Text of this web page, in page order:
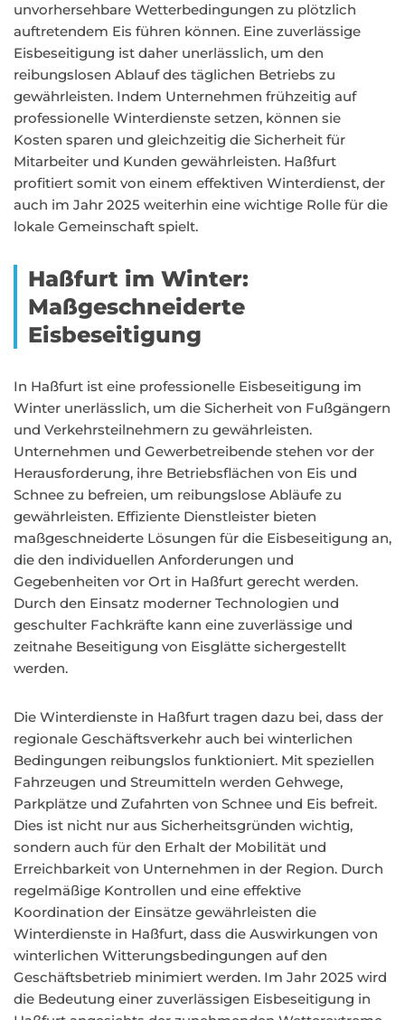
unvorhersehbare Wetterbedingungen zu plötzlich
auftretendem Eis führen können. Eine zuverlässige
Eisbeseitigung ist daher unerlässlich, um den
reibungslosen Ablauf des täglichen Betriebs zu
gewährleisten. Indem Unternehmen frühzeitig auf
professionelle Winterdienste setzen, können sie
Kosten sparen und gleichzeitig die Sicherheit für
Mitarbeiter und Kunden gewährleisten. Haßfurt
profitiert somit von einem effektiven Winterdienst, der
auch im Jahr 2025 weiterhin eine wichtige Rolle für die
lokale Gemeinschaft spielt.
Haßfurt im Winter:
Maßgeschneiderte
Eisbeseitigung
In Haßfurt ist eine professionelle Eisbeseitigung im
Winter unerlässlich, um die Sicherheit von Fußgängern
und Verkehrsteilnehmern zu gewährleisten.
Unternehmen und Gewerbetreibende stehen vor der
Herausforderung, ihre Betriebsflächen von Eis und
Schnee zu befreien, um reibungslose Abläufe zu
gewährleisten. Effiziente Dienstleister bieten
maßgeschneiderte Lösungen für die Eisbeseitigung an,
die den individuellen Anforderungen und
Gegebenheiten vor Ort in Haßfurt gerecht werden.
Durch den Einsatz moderner Technologien und
geschulter Fachkräfte kann eine zuverlässige und
zeitnahe Beseitigung von Eisglätte sichergestellt
werden.
Die Winterdienste in Haßfurt tragen dazu bei, dass der
regionale Geschäftsverkehr auch bei winterlichen
Bedingungen reibungslos funktioniert. Mit speziellen
Fahrzeugen und Streumitteln werden Gehwege,
Parkplätze und Zufahrten von Schnee und Eis befreit.
Dies ist nicht nur aus Sicherheitsgründen wichtig,
sondern auch für den Erhalt der Mobilität und
Erreichbarkeit von Unternehmen in der Region. Durch
regelmäßige Kontrollen und eine effektive
Koordination der Einsätze gewährleisten die
Winterdienste in Haßfurt, dass die Auswirkungen von
winterlichen Witterungsbedingungen auf den
Geschäftsbetrieb minimiert werden. Im Jahr 2025 wird
die Bedeutung einer zuverlässigen Eisbeseitigung in